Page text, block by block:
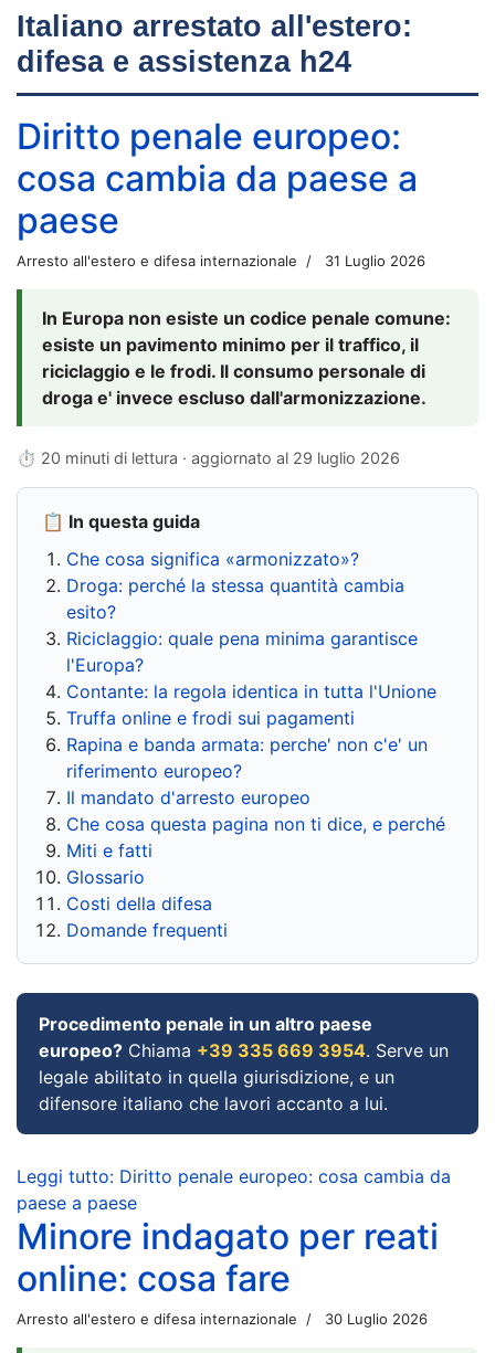
Italiano arrestato all'estero:
difesa e assistenza h24
Diritto penale europeo:
cosa cambia da paese a
paese
Arresto all'estero e difesa internazionale 31 Luglio 2026
In Europa non esiste un codice penale comune:
esiste un pavimento minimo per il traffico, il
riciclaggio e le frodi. Il consumo personale di
droga e' invece escluso dall'armonizzazione.
⏱ 20 minuti di lettura · aggiornato al 29 luglio 2026
📋 In questa guida
Che cosa significa «armonizzato»?
Droga: perché la stessa quantità cambia
esito?
Riciclaggio: quale pena minima garantisce
l'Europa?
Contante: la regola identica in tutta l'Unione
Truffa online e frodi sui pagamenti
Rapina e banda armata: perche' non c'e' un
riferimento europeo?
Il mandato d'arresto europeo
Che cosa questa pagina non ti dice, e perché
Miti e fatti
Glossario
Costi della difesa
Domande frequenti
Procedimento penale in un altro paese
europeo? Chiama +39 335 669 3954. Serve un
legale abilitato in quella giurisdizione, e un
difensore italiano che lavori accanto a lui.
Leggi tutto: Diritto penale europeo: cosa cambia da
paese a paese
Minore indagato per reati
online: cosa fare
Arresto all'estero e difesa internazionale 30 Luglio 2026